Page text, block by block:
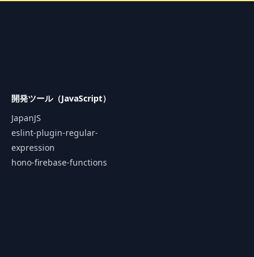
開発ツール（JavaScript）
JapanJS
eslint-plugin-regular-
expression
hono-firebase-functions